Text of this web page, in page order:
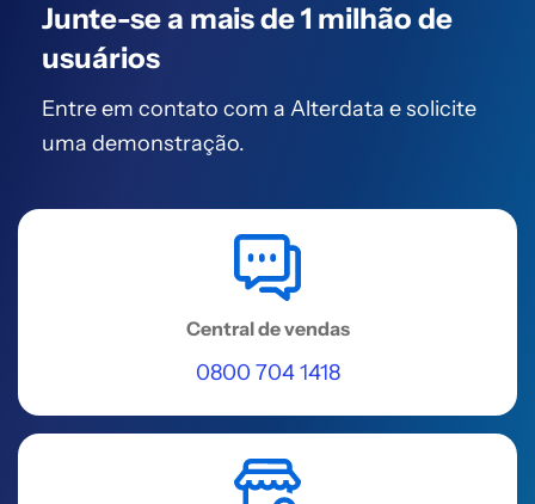
708 C, Praia de Itaparica - Vila
Velha, ES
Vila Velha (Prosoft )
Rua Jose Celso Claudio, 833 - Sala
209 - Jardim Camburi
Praça Governador Benedito
Junte-se a mais de1 milhão de
usuários
Entre em contato com a Alterdata e solicite
uma demonstração.
Central de vendas
0800 704 1418